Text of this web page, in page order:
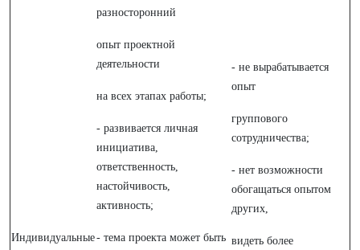
Индивидуальные
разносторонний
опыт проектной
деятельности
на всех этапах работы;
- развивается личная
инициатива,
ответственность,
настойчивость,
активность;
- тема проекта может быть
- не вырабатывается
опыт
группового
сотрудничества;
- нет возможности
обогащаться опытом
других,
видеть более